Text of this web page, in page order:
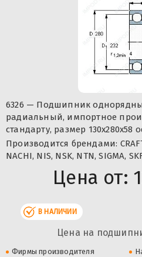
6326 — Подшипник
радиальный, импортное
стандарту, размер
Производится брендами: CRAFT,
NACHI, NIS, NSK, NTN, SIGMA,
Цена от:
В НАЛИЧИИ
Цена на
Фирмы производителя